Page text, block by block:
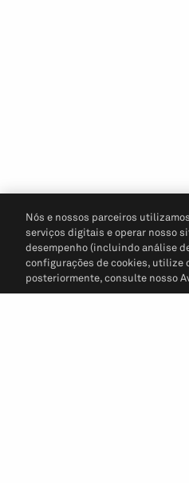
Nós e nossos parceiros
serviços digitais e operar nosso
desempenho (incluindo análise
configurações de cookies, utilize
posteriormente, consulte nosso